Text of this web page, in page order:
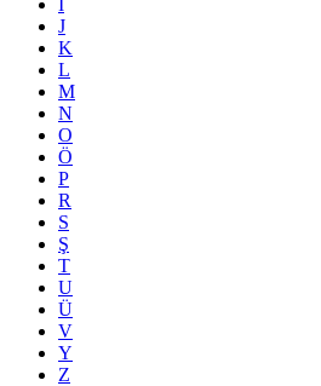
İ
J
K
L
M
N
O
Ö
P
R
S
Ş
T
U
Ü
V
Y
Z